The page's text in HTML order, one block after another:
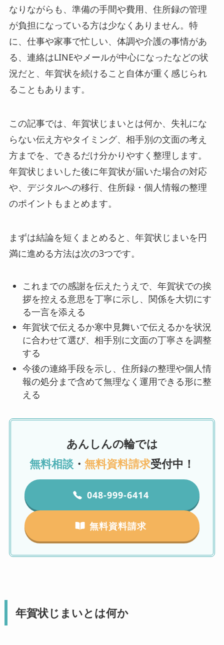
なりながらも、準備の手間や費用、住所録の管理
が負担になっている方は少なくありません。特
に、仕事や家事で忙しい、体調や介護の事情があ
る、連絡はLINEやメールが中心になったなどの状
況だと、年賀状を続けること自体が重く感じられ
ることもあります。
この記事では、年賀状じまいとは何か、失礼にな
らない伝え方やタイミング、相手別の文面の考え
方までを、できるだけ分かりやすく整理します。
年賀状じまいした後に年賀状が届いた場合の対応
や、デジタルへの移行、住所録・個人情報の整理
のポイントもまとめます。
まずは結論を短くまとめると、年賀状じまいを円
満に進める方法は次の3つです。
これまでの感謝を伝えたうえで、年賀状での挨
拶を控える意思を丁寧に示し、関係を大切にす
る一言を添える
年賀状で伝えるか寒中見舞いで伝えるかを状況
に合わせて選び、相手別に文面の丁寧さを調整
する
今後の連絡手段を示し、住所録の整理や個人情
報の処分まで含めて無理なく運用できる形に整
える
あんしんの輪では
無料相談 ・ 無料資料請求受付中！
048-999-6414
無料資料請求
年賀状じまいとは何か